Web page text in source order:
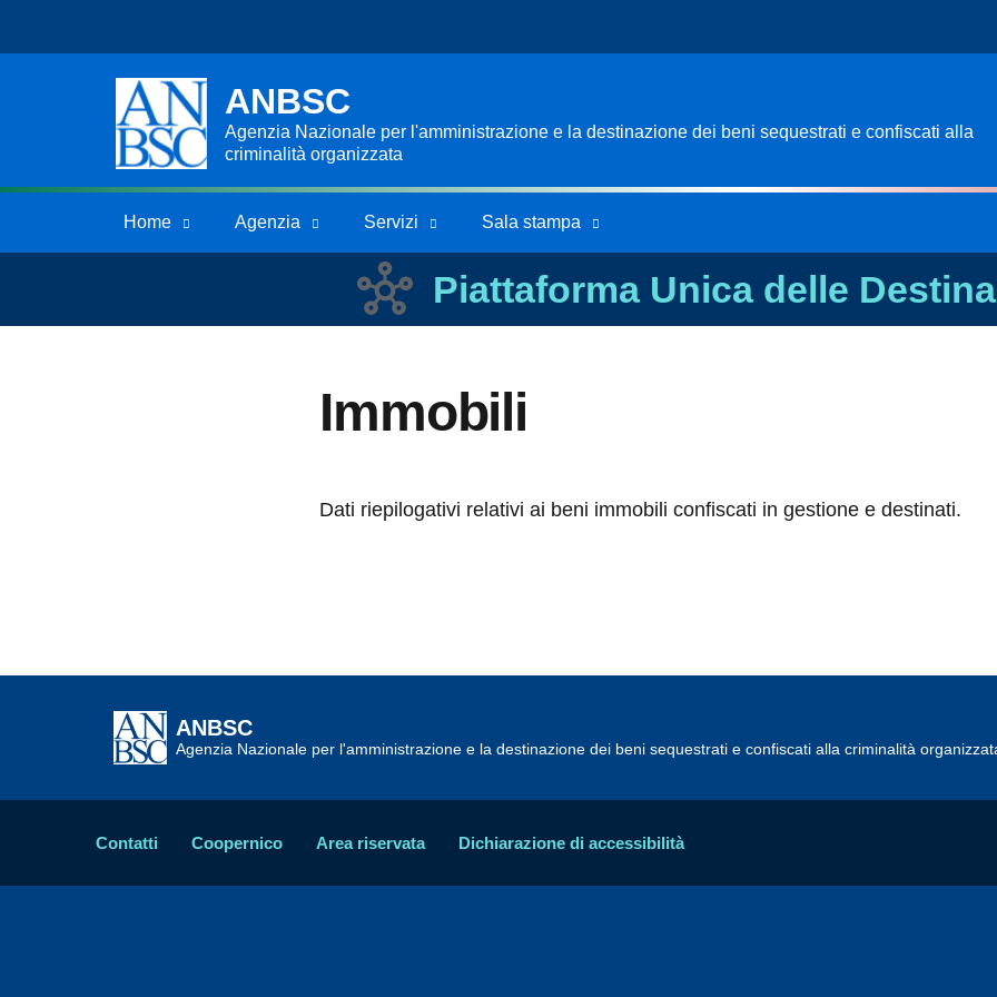
ANBSC
Agenzia Nazionale per l'amministrazione e la destinazione dei beni sequestrati e confiscati alla
criminalità organizzata
Home Agenzia Servizi Sala stampa
Piattaforma Unica delle
Immobili
Dati riepilogativi relativi ai beni immobili confiscati in gestione e destinati.
ANBSC
Agenzia Nazionale per l'amministrazione e la destinazione dei beni sequestrati e confiscati alla criminalità
Contatti Coopernico Area riservata Dichiarazione di accessibilità